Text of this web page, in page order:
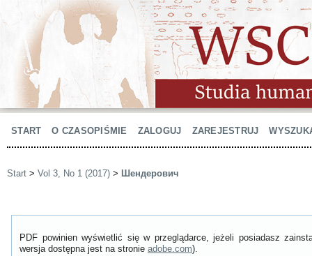
START O CZASOPIŚMIE ZALOGUJ ZAREJESTRUJ
Start > Vol 3, No 1 (2017) > Шендерович
PDF powinien wyświetlić się w przeglądarce, jeżeli posiadasz
wersja dostępna jest na stronie adobe.com).